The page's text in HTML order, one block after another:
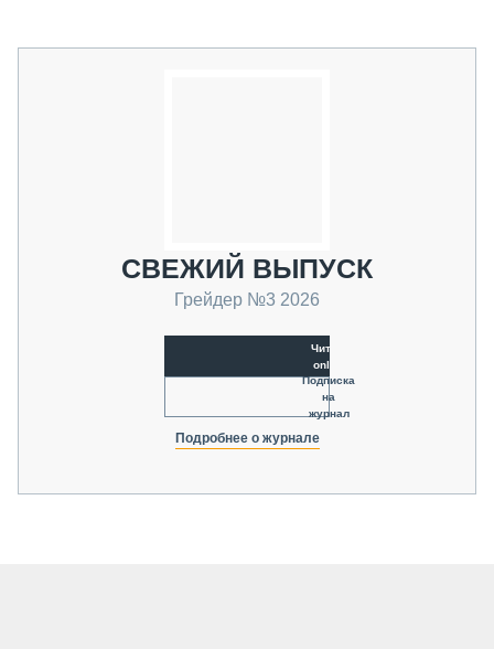
СВЕЖИЙ ВЫПУСК
Грейдер №3 2026
Читать
online
Подписка
на
журнал
Подробнее о журнале